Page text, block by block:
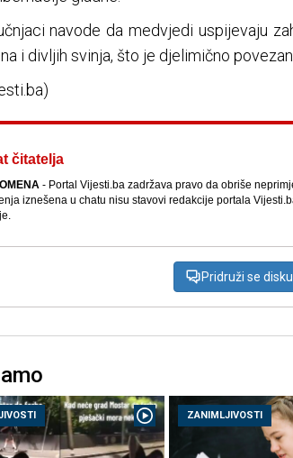
navode da medvjedi uspijevaju
i divljih svinja, što je djelimično
čitatelja
- Portal Vijesti.ba zadržava pravo da obriše
iznešena u chatu nisu stavovi redakcije portala
Pridruži se
ZANIMLJIVOSTI